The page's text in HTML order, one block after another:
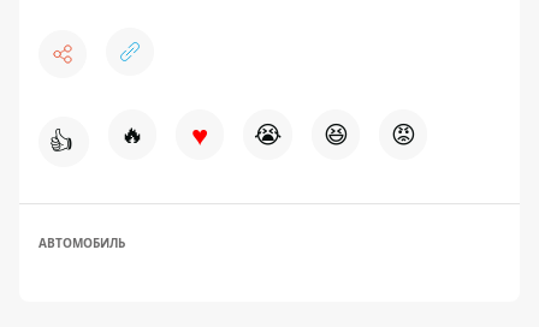
👍 🔥 ♥ 😭 😆 😡
АВТОМОБИЛЬ